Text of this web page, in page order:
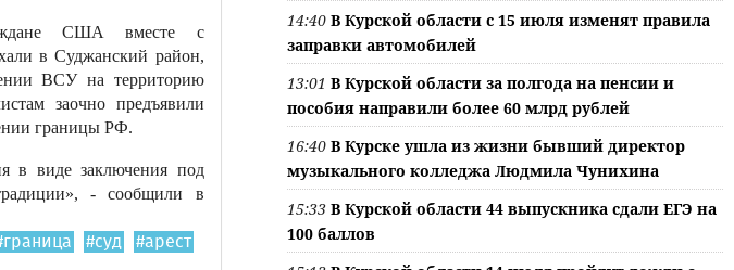
США вместе с
в Суджанский район,
ВСУ на территорию
заочно предъявили
границы РФ.
в виде заключения под
- сообщили в
#суд #арест
14:40 В Курской области с 15 июля изменят правила
заправки автомобилей
13:01 В Курской области за полгода на пенсии и
пособия направили более 60 млрд рублей
16:40 В Курске ушла из жизни бывший директор
музыкального колледжа Людмила Чунихина
15:33 В Курской области 44 выпускника сдали ЕГЭ на
100 баллов